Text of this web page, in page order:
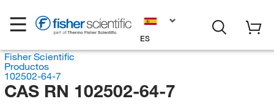
ES
Fisher Scientific
Productos
102502-64-7
CAS RN 102502-64-7